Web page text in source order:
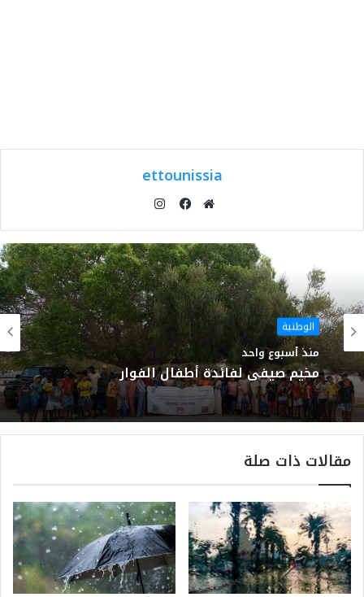
ettounissia
الويب
الوطنية
منذ أسبوع واحد
مخيم صيفي لفائدة أطفال الفوار
مقالات ذات صلة